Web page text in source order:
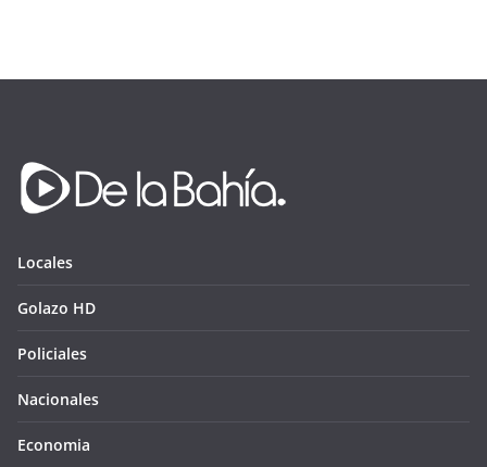
Locales
Golazo HD
Policiales
Nacionales
Economia